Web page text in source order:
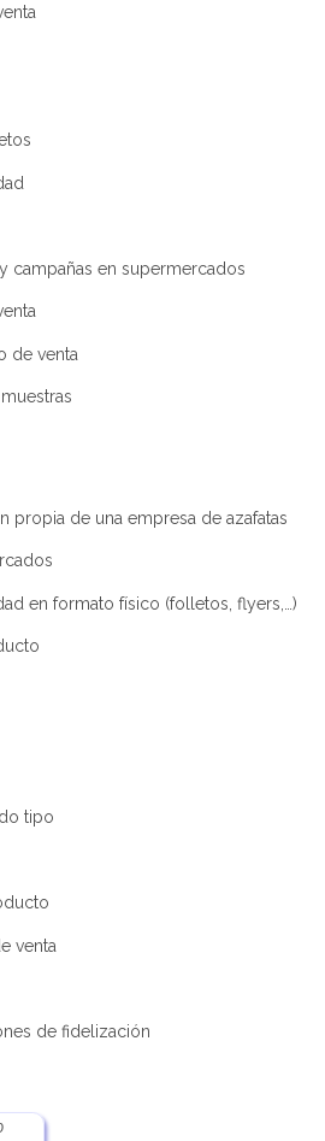
campañas en supermercados
de venta
propia de una empresa de azafatas
en formato físico (folletos, flyers,…)
tipo
venta
de fidelización